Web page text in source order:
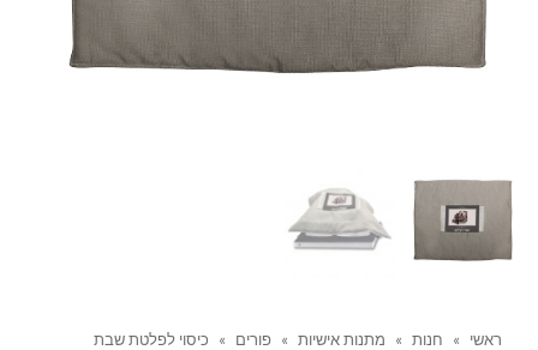
ראשי » חנות » מתנות אישיות » פורים » כיסוי לפלטת שבת